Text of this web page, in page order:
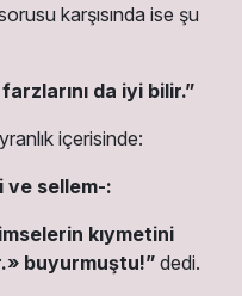
karşısında ise şu
farzlarını da iyi bilir.”
içerisinde:
ve sellem-:
kıymetini
buyurmuştu!”dedi.